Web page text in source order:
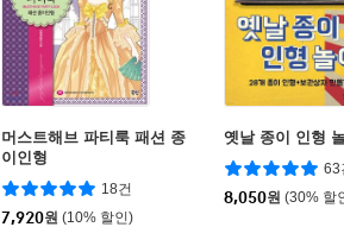
머스트해브 파티룩 패션 종
이인형
18건
7,920원 (10% 할인)
옛날 종이 인형 놀
63
8,050원 (30% 할